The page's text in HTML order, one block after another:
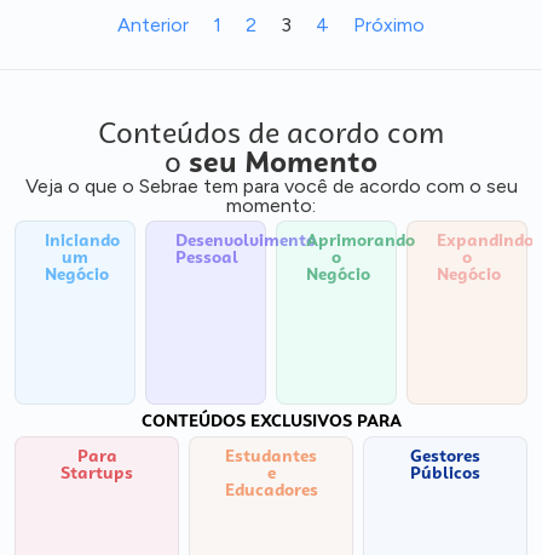
Anterior 1 2 3 4 Próximo
Conteúdos de acordo com
o seu Momento
Veja o que o Sebrae tem para você de acordo com o seu
momento:
Iniciando
um
Negócio
Desenvolvimento
Pessoal
Aprimorando
o
Negócio
Expandindo
o
Negócio
CONTEÚDOS EXCLUSIVOS PARA
Para
Startups
Estudantes
e
Educadores
Gestores
Públicos